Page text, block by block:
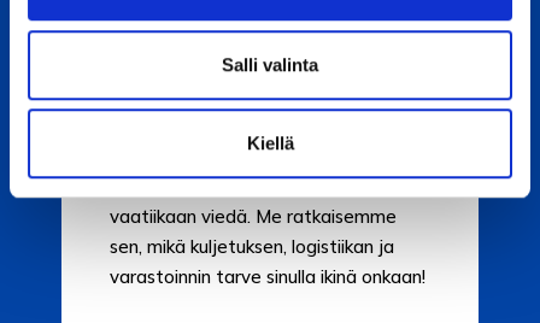
Salli valinta
Kiellä
erinomaisten liikenneyhteyksien
varasto Tampereen kupeessa
Nokialla.
Näistä paikoista operoimme
kuljetuspalvelut sinne, minne tie
vaatiikaan viedä. Me ratkaisemme
sen, mikä kuljetuksen, logistiikan ja
varastoinnin tarve sinulla ikinä onkaan!